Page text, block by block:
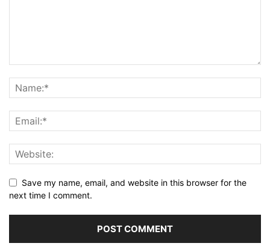
Save my name, email, and website in this browser for the
next time I comment.